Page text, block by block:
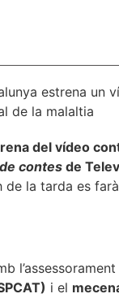
del vídeo
contes de
de la tarda es
i el